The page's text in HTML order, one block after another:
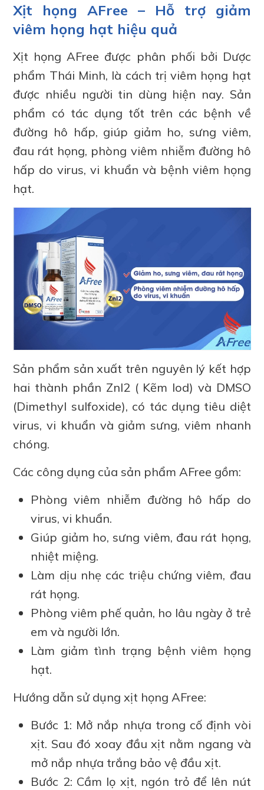
Xịt họng AFree – Hỗ trợ giảm
viêm họng hạt hiệu quả
Xịt họng AFree được phân phối bởi Dược
phẩm Thái Minh, là cách trị viêm họng hạt
được nhiều người tin dùng hiện nay. Sản
phẩm có tác dụng tốt trên các bệnh về
đường hô hấp, giúp giảm ho, sưng viêm,
đau rát họng, phòng viêm nhiễm đường hô
hấp do virus, vi khuẩn và bệnh viêm họng
hạt.
Sản phẩm sản xuất trên nguyên lý kết hợp
hai thành phần ZnI2 ( Kẽm lod) và DMSO
(Dimethyl sulfoxide), có tác dụng tiêu diệt
virus, vi khuẩn và giảm sưng, viêm nhanh
chóng.
Các công dụng của sản phẩm AFree gồm:
Phòng viêm nhiễm đường hô hấp do
virus, vi khuẩn.
Giúp giảm ho, sưng viêm, đau rát họng,
nhiệt miệng.
Làm dịu nhẹ các triệu chứng viêm, đau
rát họng.
Phòng viêm phế quản, ho lâu ngày ở trẻ
em và người lớn.
Làm giảm tình trạng bệnh viêm họng
hạt.
Hướng dẫn sử dụng xịt họng AFree:
Bước 1: Mở nắp nhựa trong cố định vòi
xịt. Sau đó xoay đầu xịt nằm ngang và
mở nắp nhựa trắng bảo vệ đầu xịt.
Bước 2: Cầm lọ xịt, ngón trỏ để lên nút